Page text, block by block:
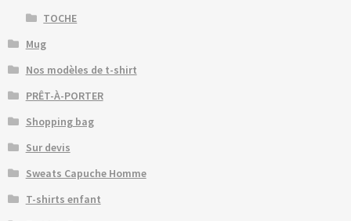
TOCHE
Mug
Nos modèles de t-shirt
PRÊT-À-PORTER
Shopping bag
Sur devis
Sweats Capuche Homme
T-shirts enfant